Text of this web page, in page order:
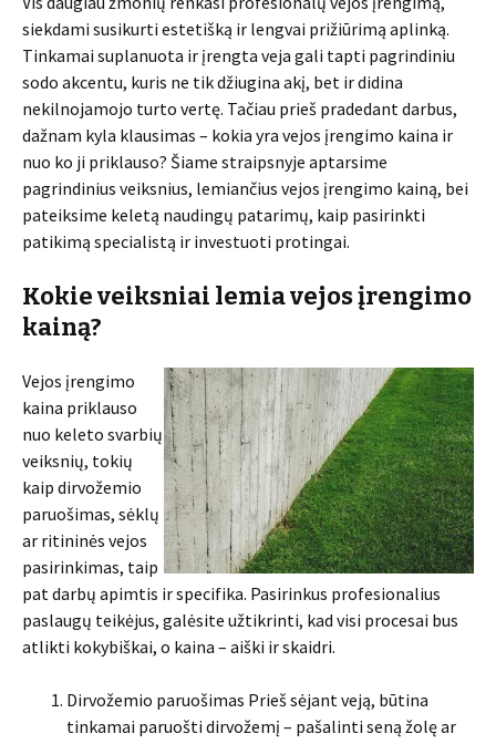
siekdami susikurti estetišką ir lengvai prižiūrimą aplinką.
Tinkamai suplanuota ir įrengta veja gali tapti pagrindiniu
sodo akcentu, kuris ne tik džiugina akį, bet ir didina
nekilnojamojo turto vertę. Tačiau prieš pradedant darbus,
dažnam kyla klausimas – kokia yra vejos įrengimo kaina ir
nuo ko ji priklauso? Šiame straipsnyje aptarsime
pagrindinius veiksnius, lemiančius vejos įrengimo kainą, bei
pateiksime keletą naudingų patarimų, kaip pasirinkti
patikimą specialistą ir investuoti protingai.
Kokie veiksniai lemia vejos įrengimo
kainą?
Vejos įrengimo
kaina priklauso
nuo keleto svarbių
veiksnių, tokių
kaip dirvožemio
paruošimas, sėklų
ar ritininės vejos
pasirinkimas, taip
pat darbų apimtis ir specifika. Pasirinkus profesionalius
paslaugų teikėjus, galėsite užtikrinti, kad visi procesai bus
atlikti kokybiškai, o kaina – aiški ir skaidri.
Dirvožemio paruošimas Prieš sėjant veją, būtina
tinkamai paruošti dirvožemį – pašalinti seną žolę ar